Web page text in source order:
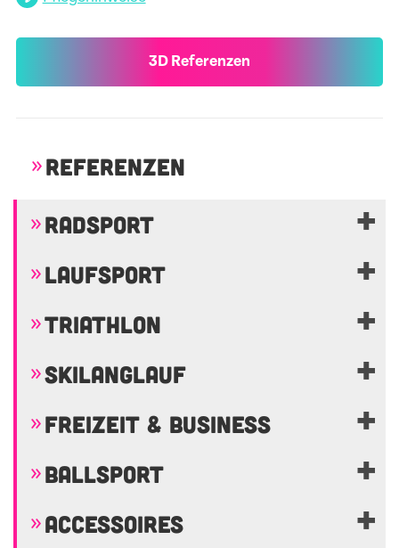
3D Referenzen
REFERENZEN
RADSPORT
LAUFSPORT
TRIATHLON
SKILANGLAUF
FREIZEIT & BUSINESS
BALLSPORT
ACCESSOIRES